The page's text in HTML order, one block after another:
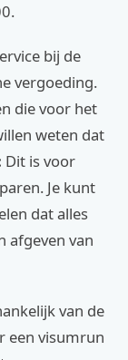
bij de
vergoeding.
die voor het
weten dat
Dit is voor
Je kunt
dat alles
afgeven van
van de
een visumrun